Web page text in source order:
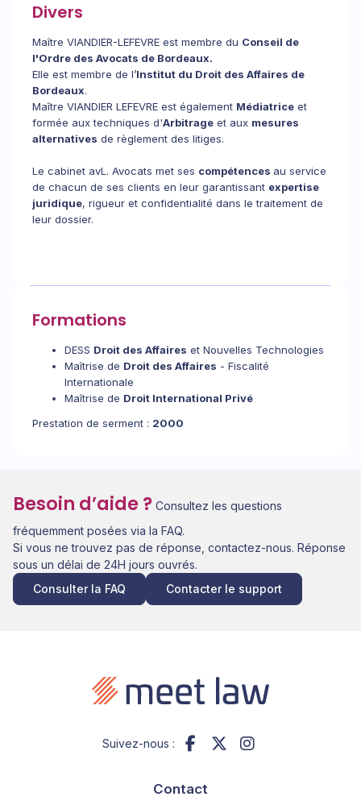
Divers
Maître VIANDIER-LEFEVRE est membre du Conseil de
l'Ordre des Avocats de Bordeaux.
Elle est membre de l’Institut du Droit des Affaires de
Bordeaux.
Maître VIANDIER LEFEVRE est également Médiatrice et
formée aux techniques d'Arbitrage et aux mesures
alternatives de règlement des litiges.
Le cabinet avL. Avocats met ses compétences au service
de chacun de ses clients en leur garantissant expertise
juridique, rigueur et confidentialité dans le traitement de
leur dossier.
Formations
DESS Droit des Affaires et Nouvelles Technologies
Maîtrise de Droit des Affaires - Fiscalité
Internationale
Maîtrise de Droit International Privé
Prestation de serment : 2000
Besoin d’aide ? Consultez les questions
fréquemment posées via la FAQ.
Si vous ne trouvez pas de réponse, contactez-nous. Réponse
sous un délai de 24H jours ouvrés.
Consulter la FAQ
Contacter le support
Suivez-nous :
Contact